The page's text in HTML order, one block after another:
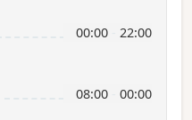
00:00 22:00
08:00 00:00